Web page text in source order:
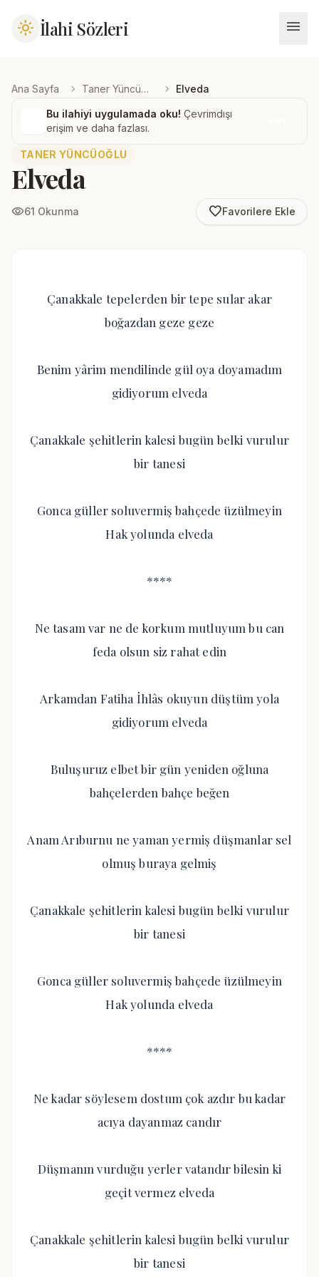
light_mode İlahi Sözleri menu
Ana Sayfa chevron_right Taner Yüncüoğlu chevron_right Elveda
Bu ilahiyi uygulamada oku! Çevrimdışı
erişim ve daha fazlası.
TANER YÜNCÜOĞLU
Elveda
visibility61 Okunma favorite_borderFavorilere Ekle
Çanakkale tepelerden bir tepe sular akar
boğazdan geze geze
Benim yârim mendilinde gül oya doyamadım
gidiyorum elveda
Çanakkale şehitlerin kalesi bugün belki vurulur
bir tanesi
Gonca güller soluvermiş bahçede üzülmeyin
Hak yolunda elveda
****
Ne tasam var ne de korkum mutluyum bu can
feda olsun siz rahat edin
Arkamdan Fatiha İhlâs okuyun düştüm yola
gidiyorum elveda
Buluşuruz elbet bir gün yeniden oğluna
bahçelerden bahçe beğen
Anam Arıburnu ne yaman yermiş düşmanlar sel
olmuş buraya gelmiş
Çanakkale şehitlerin kalesi bugün belki vurulur
bir tanesi
Gonca güller soluvermiş bahçede üzülmeyin
Hak yolunda elveda
****
Ne kadar söylesem dostum çok azdır bu kadar
acıya dayanmaz candır
Düşmanın vurduğu yerler vatandır bilesin ki
geçit vermez elveda
Çanakkale şehitlerin kalesi bugün belki vurulur
bir tanesi